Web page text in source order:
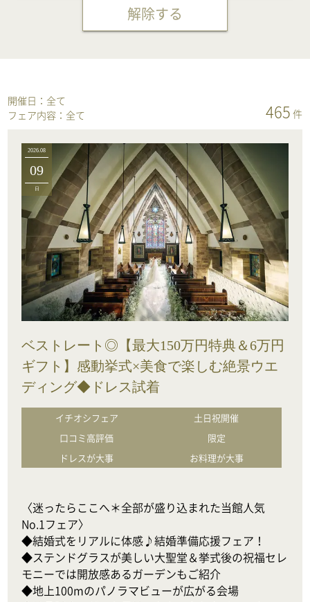
解除する
開催日： 全て
フェア内容： 全て 465 件
2026.08
09
日
ベストレート◎【最大150万円特典＆6万円
ギフト】感動挙式×美食で楽しむ絶景ウエ
ディング◆ドレス試着
イチオシフェア
土日祝開催
口コミ高評価
限定
ドレスが大事
お料理が大事
〈迷ったらここへ＊全部が盛り込まれた当館人気
No.1フェア〉
◆結婚式をリアルに体感♪結婚準備応援フェア！
◆ステンドグラスが美しい大聖堂＆挙式後の祝福セレ
モニーでは開放感あるガーデンもご紹介
◆地上100mのパノラマビューが広がる会場